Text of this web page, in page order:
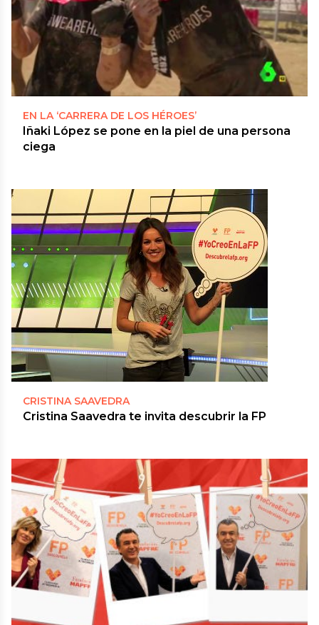
EN LA ‘CARRERA DE LOS HÉROES’
Iñaki López se pone en la piel de una persona
ciega
CRISTINA SAAVEDRA
Cristina Saavedra te invita descubrir la FP